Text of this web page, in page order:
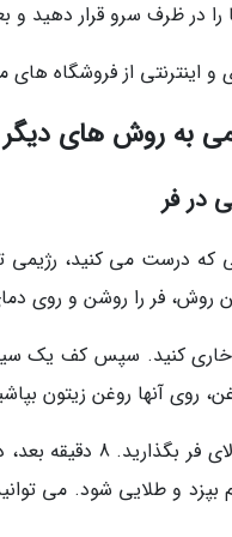
در ظرف سرو قرار دهید
از فروشگاه های
به روش های دیگر
در فر
که درست می کنید،
دمای 180 درجه سانتی گراد تنظیم کنید تا گرم
کنید. سپس کف یک
روی آنها روغن زیتون
فر که داغ شد، سینی